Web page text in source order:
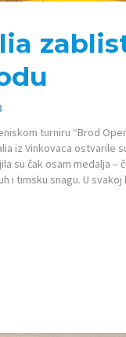
turniru “Brod
iz Vinkovaca ostvarile
su čak osam medalja
i timsku snagu. U